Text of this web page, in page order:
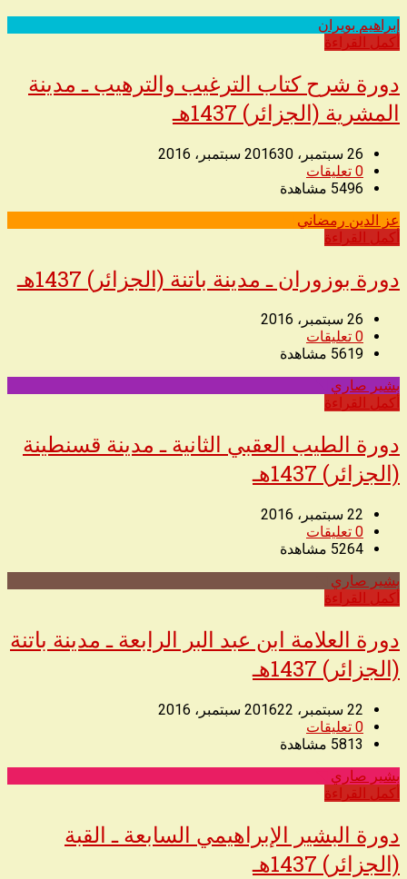
إبراهيم بويران
أكمل القراءة
دورة شرح كتاب الترغيب والترهيب ـ مدينة
المشرية (الجزائر) 1437هـ
26 سبتمبر، 2016
30 سبتمبر، 2016
0 تعليقات
5496 مشاهدة
عز الدين رمضاني
أكمل القراءة
دورة بوزوران ـ مدينة باتنة (الجزائر) 1437هـ
26 سبتمبر، 2016
0 تعليقات
5619 مشاهدة
بشير صاري
أكمل القراءة
دورة الطيب العقبي الثانية ـ مدينة قسنطينة
(الجزائر) 1437هـ
22 سبتمبر، 2016
0 تعليقات
5264 مشاهدة
بشير صاري
أكمل القراءة
دورة العلامة ابن عبد البر الرابعة ـ مدينة باتنة
(الجزائر) 1437هـ
22 سبتمبر، 2016
22 سبتمبر، 2016
0 تعليقات
5813 مشاهدة
بشير صاري
أكمل القراءة
دورة البشير الإبراهيمي السابعة ـ القبة
(الجزائر) 1437هـ